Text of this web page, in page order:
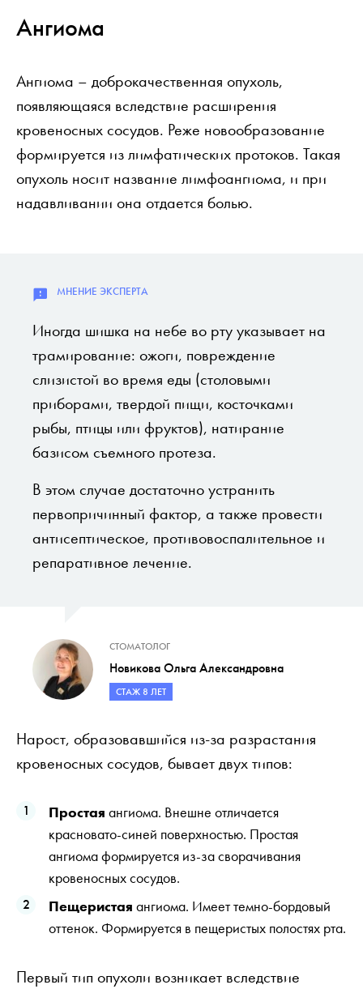
Ангиома
Ангиома – доброкачественная опухоль,
появляющаяся вследствие расширения
кровеносных сосудов. Реже новообразование
формируется из лимфатических протоков. Такая
опухоль носит название лимфоангиома, и при
надавливании она отдается болью.
Иногда шишка на небе во рту указывает на
трамирование: ожоги, повреждение
слизистой во время еды (столовыми
приборами, твердой пищи, косточками
рыбы, птицы или фруктов), натирание
базисом съемного протеза.
В этом случае достаточно устранить
первопричинный фактор, а также провести
антисептическое, противовоспалительное и
репаративное лечение.
СТОМАТОЛОГ
Новикова Ольга Александровна
СТАЖ 8 ЛЕТ
Нарост, образовавшийся из-за разрастания
кровеносных сосудов, бывает двух типов:
Простая ангиома. Внешне отличается
красновато-синей поверхностью. Простая
ангиома формируется из-за сворачивания
кровеносных сосудов.
Пещеристая ангиома. Имеет темно-бордовый
оттенок. Формируется в пещеристых полостях рта.
Первый тип опухоли возникает вследствие